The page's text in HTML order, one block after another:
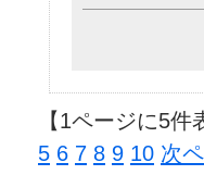
【1ページに5
5 6 7 8 9 10 次